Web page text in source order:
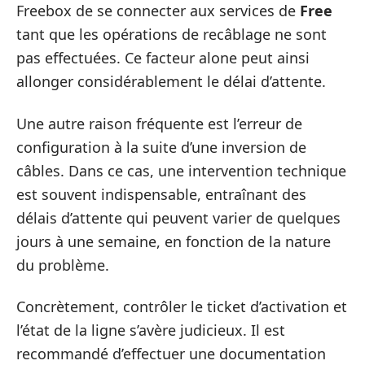
Freebox de se connecter aux services de Free
tant que les opérations de recâblage ne sont
pas effectuées. Ce facteur alone peut ainsi
allonger considérablement le délai d’attente.
Une autre raison fréquente est l’erreur de
configuration à la suite d’une inversion de
câbles. Dans ce cas, une intervention technique
est souvent indispensable, entraînant des
délais d’attente qui peuvent varier de quelques
jours à une semaine, en fonction de la nature
du problème.
Concrètement, contrôler le ticket d’activation et
l’état de la ligne s’avère judicieux. Il est
recommandé d’effectuer une documentation